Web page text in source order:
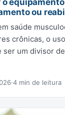
o
ou
saúde
crônicas, o
um divisor
·4 min de leitura